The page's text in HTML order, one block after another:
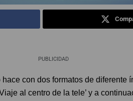
PUBLICIDAD
con dos formatos de diferente
al centro de la tele’ y a